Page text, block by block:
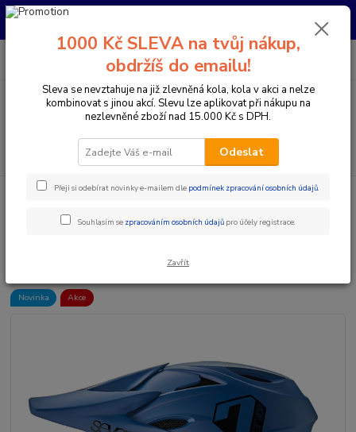
Pro nachystání kola / doplňků na prodejně si prosím zavolejte dopředu.
Menu
CZK
PO-PÁ 10:00-17:00 | SO: 9:00-12:00
Doplňky a helmy Cyklistické helmy Integrální helmy
Novinka Akce
1000 Kč SLEVA na tvůj nákup,
obdržíš do emailu!
Sleva se nevztahuje na již zlevněná kola, kola v akci a nelze
kombinovat s jinou akcí. Slevu lze aplikovat při nákupu na
nezlevněné zboží nad 15.000 Kč s DPH.
Odeslat
Přeji si odebírat novinky e-mailem dle podmínek zpracování osobních údajů.
Souhlasím se zpracováním osobních údajů pro účely registrace.
Zavřít